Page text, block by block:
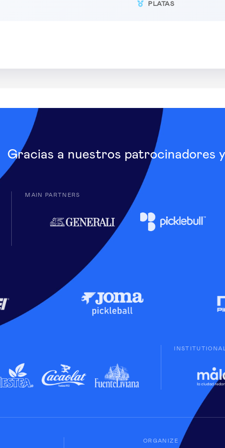
PLATAS
Gracias a nuestros patrocinadores
MAIN PARTNERS
ORGANIZE